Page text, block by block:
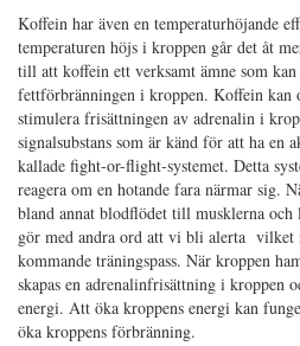
Koffein har även en temperaturhöjande
temperaturen höjs i kroppen går det åt
till att koffein ett verksamt ämne som
fettförbränningen i kroppen. Koffein
stimulera frisättningen av adrenalin i
signalsubstans som är känd för att ha en
kallade fight-or-flight-systemet. Detta
reagera om en hotande fara närmar sig.
bland annat blodflödet till musklerna
gör med andra ord att vi bli alerta
kommande träningspass. När kroppen
skapas en adrenalinfrisättning i kroppen
energi. Att öka kroppens energi kan
öka kroppens förbränning.